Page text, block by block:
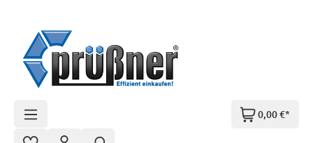
0,00 €*